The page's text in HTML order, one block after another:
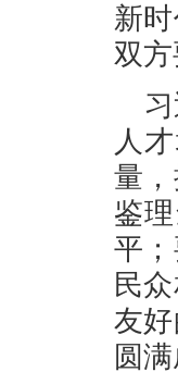
新
双
人
量
鉴
平
民
友
圆满